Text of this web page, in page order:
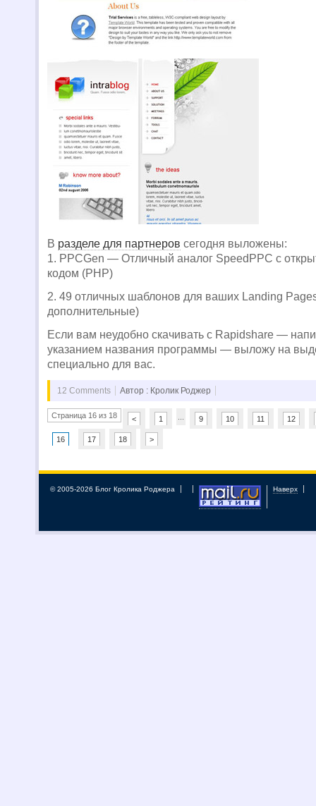
В разделе для партнеров сегодня выложены:
1. PPCGen — Отличный аналог SpeedPPC с
кодом (PHP)
2. 49 отличных шаблонов для ваших Landing
дополнительные)
Если вам неудобно скачивать с Rapidshare —
указанием названия программы — выложу на
специально для вас.
12 Comments Автор : Кролик Роджер
Страница 16 из 18 < 1 9 10 11 12
16 17 18 >
© 2005-2026 Блог Кролика Роджера Наверх